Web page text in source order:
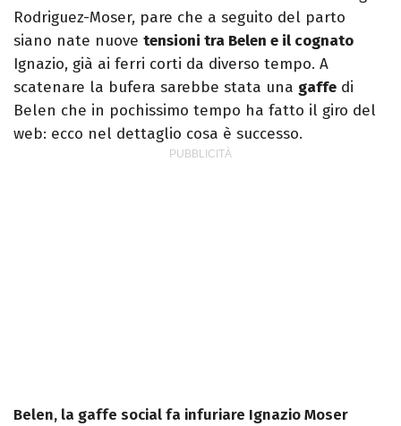
Rodriguez-Moser, pare che a seguito del parto
siano nate nuove tensioni tra Belen e il cognato
Ignazio, già ai ferri corti da diverso tempo. A
scatenare la bufera sarebbe stata una gaffe di
Belen che in pochissimo tempo ha fatto il giro del
web: ecco nel dettaglio cosa è successo.
Belen, la gaffe social fa infuriare Ignazio Moser